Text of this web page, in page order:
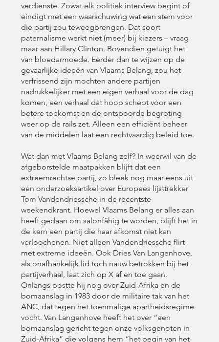
verdienste. Zowat elk politiek interview begint of
eindigt met een waarschuwing wat een stem voor
die partij zou teweegbrengen. Dat soort
paternalisme werkt niet (meer) bij kiezers – vraag
maar aan Hillary Clinton. Bovendien getuigt het
van bloedarmoede. Eerder dan te wijzen op de
gevaarlijke ideeën van Vlaams Belang, zou het
verfrissend zijn mochten andere partijen
nadrukkelijker met een eigen verhaal voor de dag
komen, een verhaal dat hoop schept voor een
betere toekomst en de ontspoorde begroting
weer op de rails zet. Alleen een efficiënt beheer
van de middelen laat een rechtvaardig beleid toe.
Wat dan met Vlaams Belang zelf? In weerwil van de
afgeborstelde maatpakken blijft dat een
extreemrechtse partij, zo bleek nog maar eens uit
een onderzoeksartikel over Europees lijsttrekker
Tom Vandendriessche in de recentste
weekendkrant. Hoewel Vlaams Belang er alles aan
heeft gedaan om salonfähig te worden, blijft het in
de kern een partij die haar afkomst niet kan
verloochenen. Niet alleen Vandendriessche flirt
met extreme ideeën. Ook Dries Van Langenhove,
als onafhankelijk lid toch nauw betrokken bij het
partijverhaal, laat zich op X af en toe gaan.
Onlangs postte hij nog over Zuid-Afrika en de
bomaanslag in 1983 door de militaire tak van het
ANC, dat tegen het toenmalige apartheidsregime
vocht. Van Langenhove heeft het over “een
bomaanslag gericht tegen onze volksgenoten in
Zuid-Afrika” die volgens hem “het begin van het